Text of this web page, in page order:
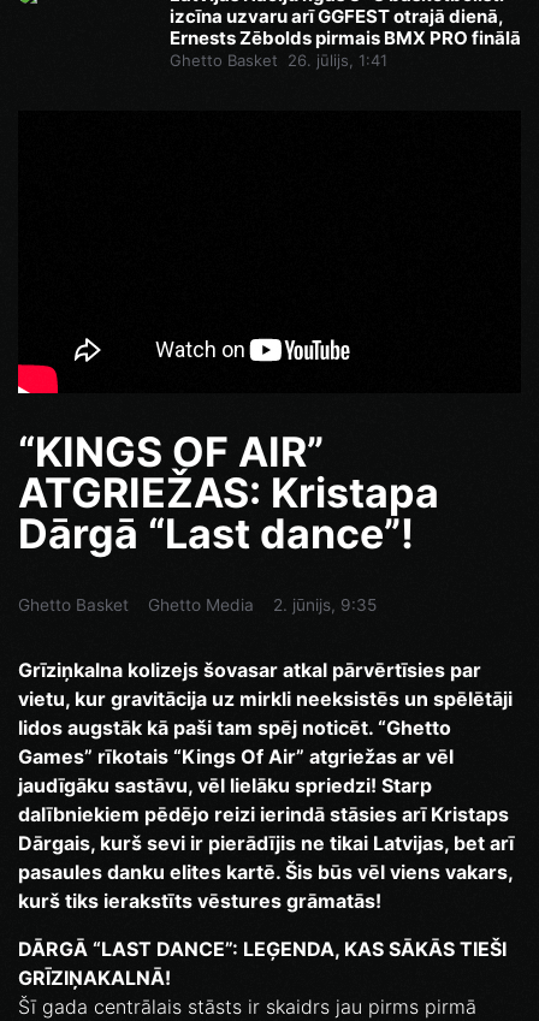
izcīna uzvaru arī GGFEST otrajā dienā,
Ernests Zēbolds pirmais BMX PRO finālā
Ghetto Basket 26. jūlijs, 1:41
“KINGS OF AIR”
ATGRIEŽAS: Kristapa
Dārgā “Last dance”!
Ghetto Basket Ghetto Media 2. jūnijs, 9:35
Grīziņkalna kolizejs šovasar atkal pārvērtīsies par
vietu, kur gravitācija uz mirkli neeksistēs un spēlētāji
lidos augstāk kā paši tam spēj noticēt. “Ghetto
Games” rīkotais “Kings Of Air” atgriežas ar vēl
jaudīgāku sastāvu, vēl lielāku spriedzi! Starp
dalībniekiem pēdējo reizi ierindā stāsies arī Kristaps
Dārgais, kurš sevi ir pierādījis ne tikai Latvijas, bet arī
pasaules danku elites kartē. Šis būs vēl viens vakars,
kurš tiks ierakstīts vēstures grāmatās!
DĀRGĀ “LAST DANCE”: LEĢENDA, KAS SĀKĀS TIEŠI
GRĪZIŅAKALNĀ!
Šī gada centrālais stāsts ir skaidrs jau pirms pirmā